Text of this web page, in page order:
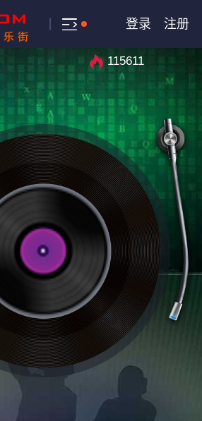
登录 注册
115611